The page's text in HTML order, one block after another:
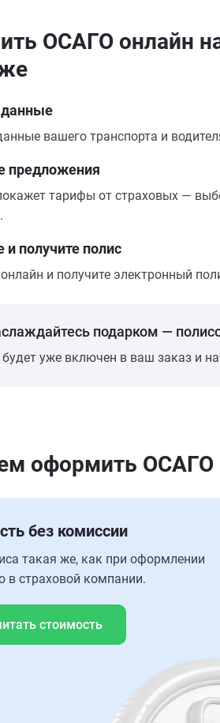
ОСАГО онлайн
данные
вашего транспорта и
предложения
тарифы от страховых —
и получите полис
и получите электронный
подарком —
уже включен в ваш заказ и
оформить ОСАГО
без комиссии
такая же, как при оформлении
в страховой компании.
стоимость